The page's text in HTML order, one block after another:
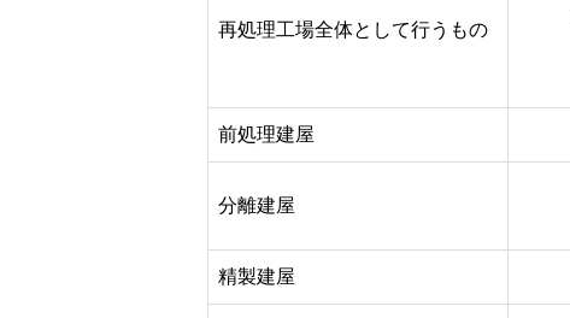
再処理工場全体として行うもの
前処理建屋
分離建屋
精製建屋